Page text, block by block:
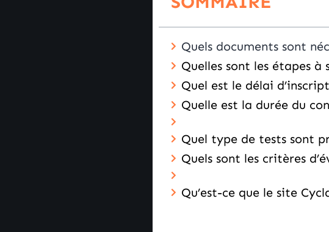
Quels documents sont
Quelles sont les étapes à
Quel est le délai
Quelle est la durée du
Quel type de tests sont
Quels sont les critères
Qu’est-ce que le site